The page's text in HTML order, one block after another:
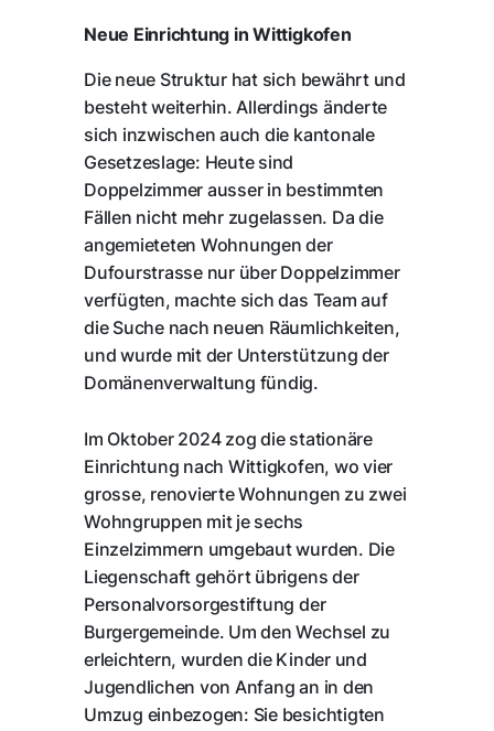
Neue Einrichtung in Wittigkofen
Die neue Struktur hat sich bewährt und
besteht weiterhin. Allerdings änderte
sich inzwischen auch die kantonale
Gesetzeslage: Heute sind
Doppelzimmer ausser in bestimmten
Fällen nicht mehr zugelassen. Da die
angemieteten Wohnungen der
Dufourstrasse nur über Doppelzimmer
verfügten, machte sich das Team auf
die Suche nach neuen Räumlichkeiten,
und wurde mit der Unterstützung der
Domänenverwaltung fündig.
Im Oktober 2024 zog die stationäre
Einrichtung nach Wittigkofen, wo vier
grosse, renovierte Wohnungen zu zwei
Wohngruppen mit je sechs
Einzelzimmern umgebaut wurden. Die
Liegenschaft gehört übrigens der
Personalvorsorgestiftung der
Burgergemeinde. Um den Wechsel zu
erleichtern, wurden die Kinder und
Jugendlichen von Anfang an in den
Umzug einbezogen: Sie besichtigten